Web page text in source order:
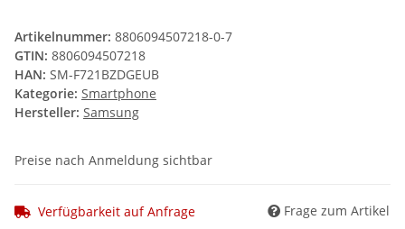
Artikelnummer: 8806094507218-0-7
GTIN: 8806094507218
HAN: SM-F721BZDGEUB
Kategorie: Smartphone
Hersteller: Samsung
Preise nach Anmeldung sichtbar
Verfügbarkeit auf Anfrage Frage zum Artikel